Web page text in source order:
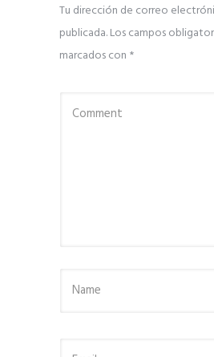
Tu dirección de correo
publicada.Los campos
marcados con *